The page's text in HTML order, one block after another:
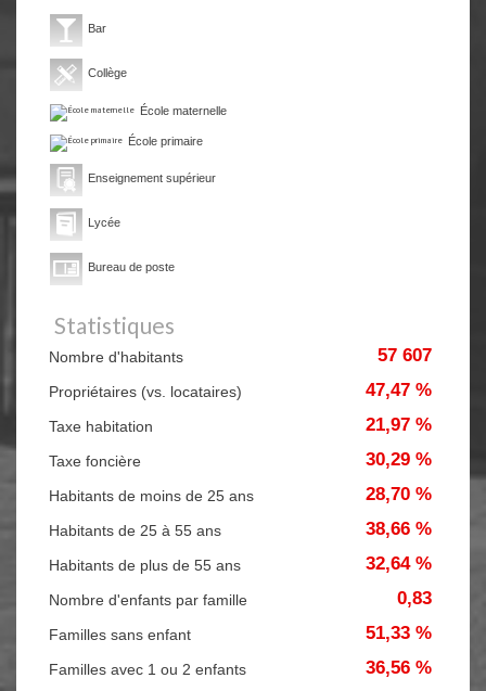
Bar
Collège
École maternelle
École primaire
Enseignement supérieur
Lycée
Bureau de poste
Statistiques
Nombre d'habitants 57 607
Propriétaires (vs. locataires) 47,47 %
Taxe habitation 21,97 %
Taxe foncière 30,29 %
Habitants de moins de 25 ans 28,70 %
Habitants de 25 à 55 ans 38,66 %
Habitants de plus de 55 ans 32,64 %
Nombre d'enfants par famille 0,83
Familles sans enfant 51,33 %
Familles avec 1 ou 2 enfants 36,56 %